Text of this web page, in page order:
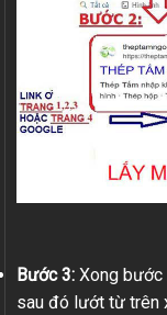
Bước 3: Xong bước
sau đó lướt từ trên